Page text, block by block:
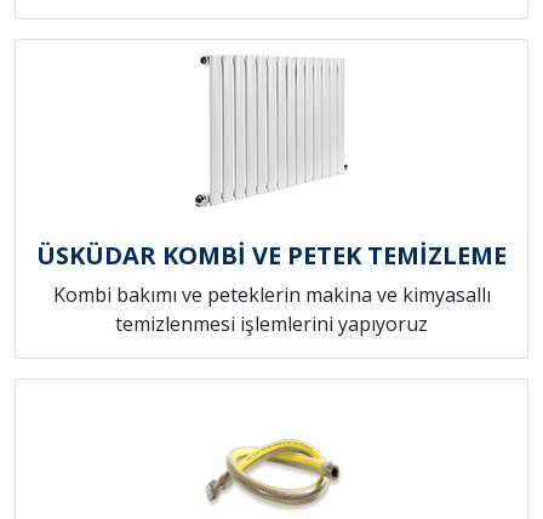
ÜSKÜDAR KOMBİ VE PETEK TEMİZLEME
Kombi bakımı ve peteklerin makina ve kimyasallı
temizlenmesi işlemlerini yapıyoruz